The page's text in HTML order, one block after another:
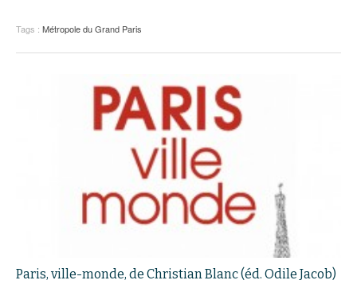
Tags : Métropole du Grand Paris
Paris, ville-monde, de Christian Blanc (éd. Odile Jacob)